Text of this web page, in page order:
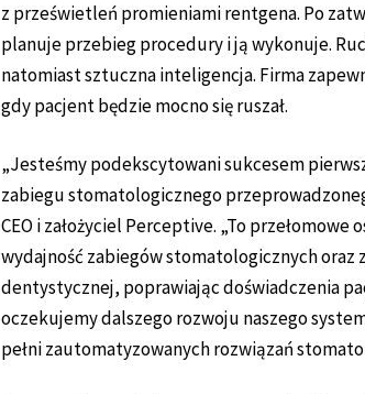
z prześwietleń promieniami rentgena. Po
planuje przebieg procedury i ją wykonuje.
natomiast sztuczna inteligencja. Firma
gdy pacjent będzie mocno się ruszał.
„Jesteśmy podekscytowani sukcesem
zabiegu stomatologicznego
CEO i założyciel Perceptive. „To
wydajność zabiegów stomatologicznych
dentystycznej, poprawiając doświadczenia
oczekujemy dalszego rozwoju naszego
pełni zautomatyzowanych rozwiązań